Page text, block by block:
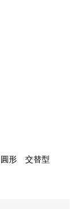
形 交替型